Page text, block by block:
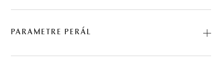
prírodné materiály: žlté zlato, juhomorská perla zlatá. Kód:
PARAMETRE PERÁL